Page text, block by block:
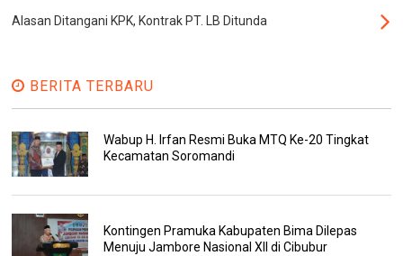
Alasan Ditangani KPK, Kontrak PT. LB Ditunda
BERITA TERBARU
Wabup H. Irfan Resmi Buka MTQ Ke-20 Tingkat
Kecamatan Soromandi
Kontingen Pramuka Kabupaten Bima Dilepas
Menuju Jambore Nasional XII di Cibubur